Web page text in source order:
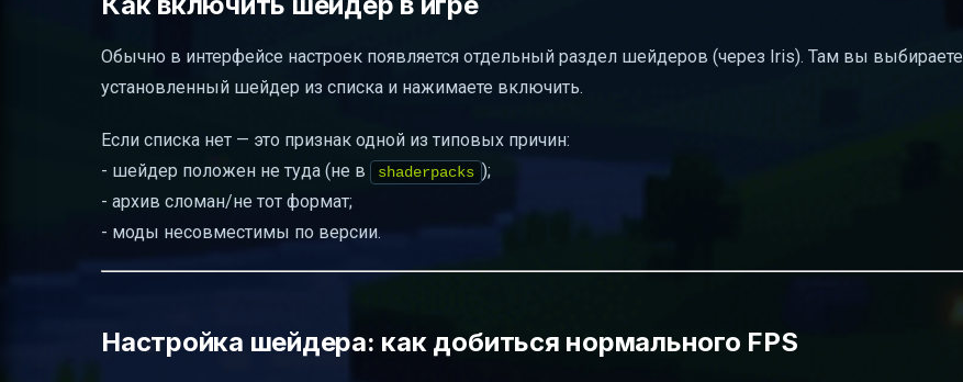
Обычно в интерфейсе настроек появляется отдельный раздел шейдеров (через Iris). Там вы выбираете
установленный шейдер из списка и нажимаете включить.
Если списка нет — это признак одной из типовых причин:
- шейдер положен не туда (не в
shaderpacks );
- архив сломан/не тот формат;
- моды несовместимы по версии.
Настройка шейдера: как добиться нормального FPS